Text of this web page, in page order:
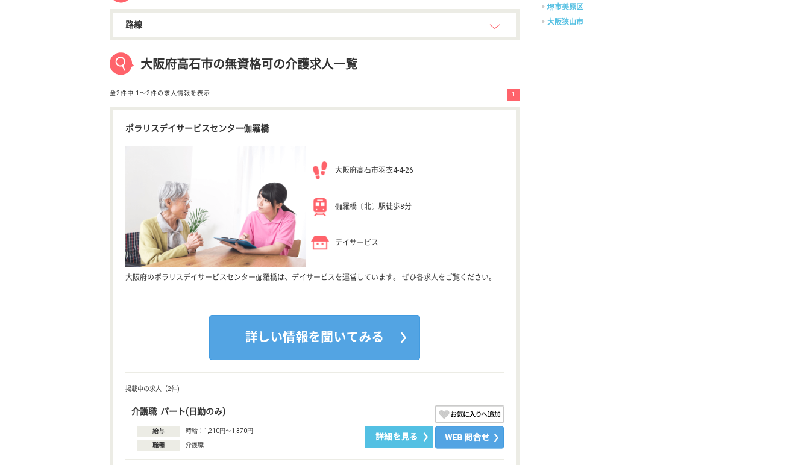
路線
大阪府高石市の無資格可の介護求人一覧
全2件中 1〜2件の求人情報を表示 1
ポラリスデイサービスセンター伽羅橋
大阪府高石市羽衣4-4-26
伽羅橋〔北〕駅徒歩8分
デイサービス
大阪府のポラリスデイサービスセンター伽羅橋は、デイサービスを運営しています。 ぜひ各求人をご覧ください。
掲載中の求人（2件)
介護職 パート(日勤のみ)
給与 時給：1,210円〜1,370円
職種 介護職
堺市美原区
大阪狭山市